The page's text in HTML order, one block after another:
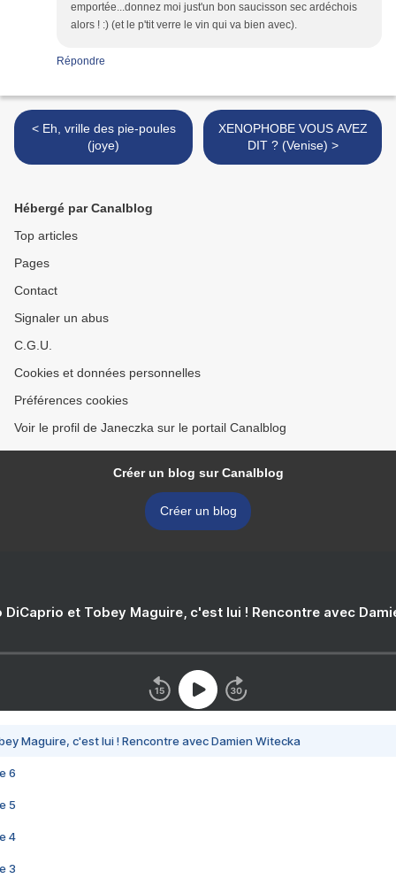
emportée...donnez moi just'un bon saucisson sec ardéchois
alors ! :) (et le p'tit verre le vin qui va bien avec).
Répondre
< Eh, vrille des pie-poules
(joye)
XENOPHOBE VOUS AVEZ
DIT ? (Venise) >
Hébergé par Canalblog
Top articles
Pages
Contact
Signaler un abus
C.G.U.
Cookies et données personnelles
Préférences cookies
Voir le profil de Janeczka sur le portail Canalblog
Créer un blog sur Canalblog
Créer un blog
DiCaprio et Tobey Maguire, c'est lui ! Rencontre avec
Maguire, c'est lui ! Rencontre avec Damien Witecka
6
5
4
3